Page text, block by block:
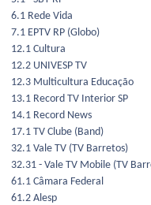
6.1 Rede Vida
7.1 EPTV RP (Globo)
12.1 Cultura
12.2 UNIVESP TV
12.3 Multicultura Educação
13.1 Record TV Interior SP
14.1 Record News
17.1 TV Clube (Band)
32.1 Vale TV (TV Barretos)
32.31 - Vale TV Mobile (TV
61.1 Câmara Federal
61.2 Alesp